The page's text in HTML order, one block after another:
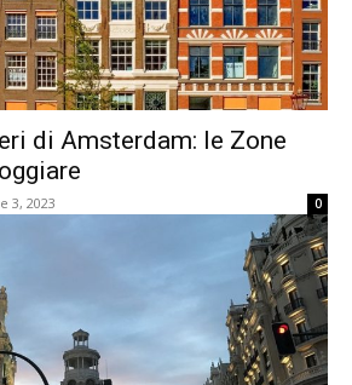
di Amsterdam: le Zone
3, 2023 0